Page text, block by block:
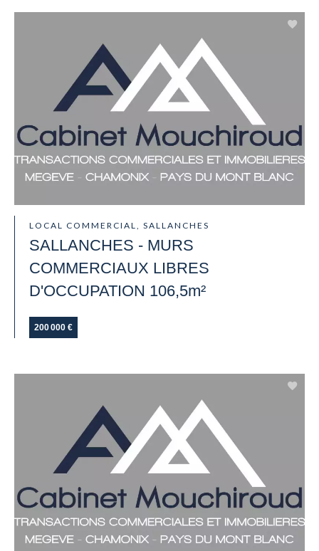
LOCAL COMMERCIAL, SALLANCHES
SALLANCHES - MURS
COMMERCIAUX LIBRES
D'OCCUPATION 106,5m²
200 000 €